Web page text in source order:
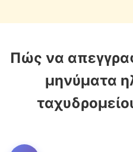
Πώς να
μηνύματα